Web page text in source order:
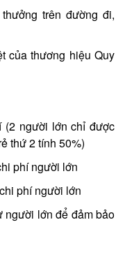
trên đường đi,
của thương hiệu Quy
(2 người lớn chỉ được
thứ 2 tính 50%)
phí người lớn
phí người lớn
người lớn để đảm bảo